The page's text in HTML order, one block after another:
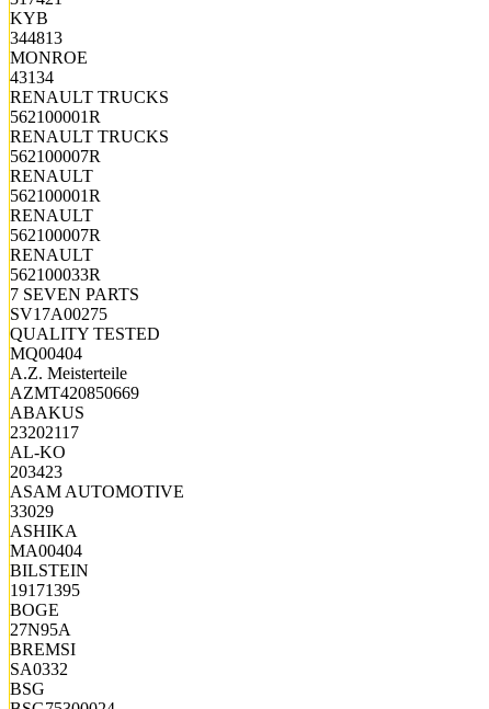
KYB
344813
MONROE
43134
RENAULT TRUCKS
562100001R
RENAULT TRUCKS
562100007R
RENAULT
562100001R
RENAULT
562100007R
RENAULT
562100033R
7 SEVEN PARTS
SV17A00275
QUALITY TESTED
MQ00404
A.Z. Meisterteile
AZMT420850669
ABAKUS
23202117
AL-KO
203423
ASAM AUTOMOTIVE
33029
ASHIKA
MA00404
BILSTEIN
19171395
BOGE
27N95A
BREMSI
SA0332
BSG